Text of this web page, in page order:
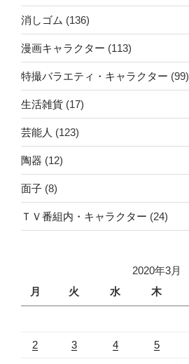
消しゴム (136)
漫画キャラクター (113)
特撮バラエティ・キャラクター (99)
生活雑貨 (17)
芸能人 (123)
陶器 (12)
面子 (8)
ＴＶ番組内・キャラクター (24)
2020年3月
月
火 水 木
2 3 4 5